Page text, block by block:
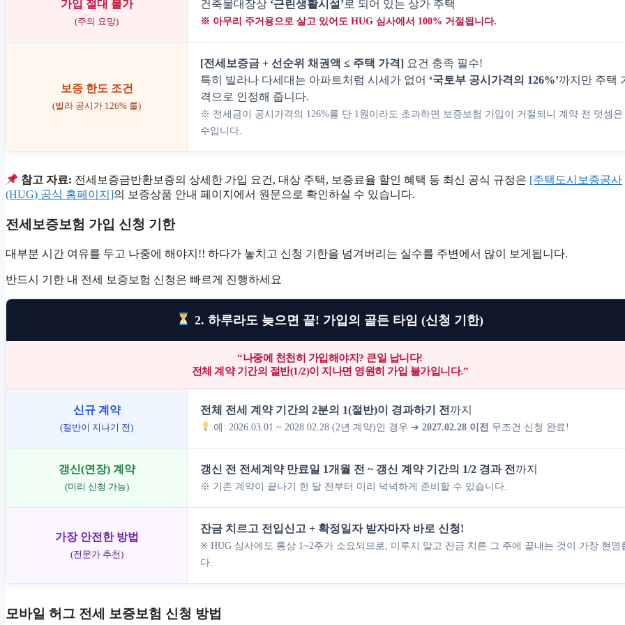
가입 절대 불가
(주의 요망)
건축물대장상 ‘근린생활시설’로 되어 있는 상가 주택
※ 아무리 주거용으로 살고 있어도 HUG 심사에서 100% 거절됩니다.
보증 한도 조건
(빌라 공시가 126% 룰)
[전세보증금 + 선순위 채권액 ≤ 주택 가격] 요건 충족 필수!
특히 빌라나 다세대는 아파트처럼 시세가 없어 ‘국토부 공시가격의 126%’까지만 주택
격으로 인정해 줍니다.
※ 전세금이 공시가격의 126%를 단 1원이라도 초과하면 보증보험 가입이 거절되니 계약 전 덧셈은
수입니다.
참고 자료: 전세보증금반환보증의 상세한 가입 요건, 대상 주택, 보증료율 할인 혜택 등 최신 공식 규정은 [주택도시보증공사
(HUG) 공식 홈페이지]의 보증상품 안내 페이지에서 원문으로 확인하실 수 있습니다.
전세보증보험 가입 신청 기한
대부분 시간 여유를 두고 나중에 해야지!! 하다가 놓치고 신청 기한을 넘겨버리는 실수를 주변에서 많이 보게됩니다.
반드시 기한 내 전세 보증보험 신청은 빠르게 진행하세요
2. 하루라도 늦으면 끝! 가입의 골든 타임 (신청 기한)
“나중에 천천히 가입해야지? 큰일 납니다!
전체 계약 기간의 절반(1/2)이 지나면 영원히 가입 불가입니다.”
신규 계약
(절반이 지나기 전)
전체 전세 계약 기간의 2분의 1(절반)이 경과하기 전 까지
예: 2026.03.01 ~ 2028.02.28 (2년 계약)인 경우 ➔2027.02.28 이전 무조건 신청 완료!
갱신(연장) 계약
(미리 신청 가능)
갱신 전 전세계약 만료일 1개월 전 ~ 갱신 계약 기간의 1/2 경과 전 까지
※ 기존 계약이 끝나기 한 달 전부터 미리 넉넉하게 준비할 수 있습니다.
가장 안전한 방법
(전문가 추천)
잔금 치르고 전입신고 + 확정일자 받자마자 바로 신청!
※ HUG 심사에도 통상 1~2주가 소요되므로, 미루지 말고 잔금 치른 그 주에 끝내는 것이 가장 현명
다.
모바일 허그 전세 보증보험 신청 방법